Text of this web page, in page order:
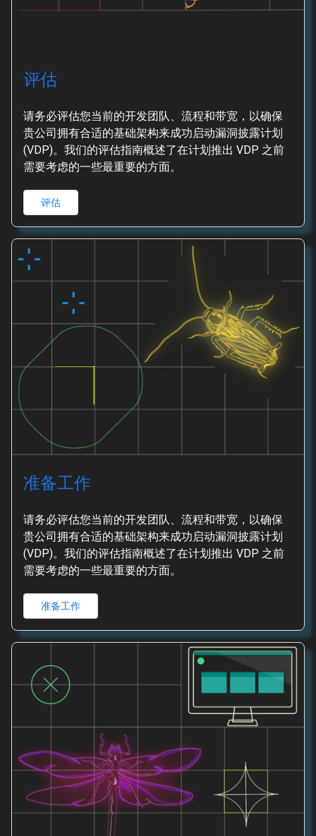
评估
请务必评估您当前的开发团队、流程和带宽，以确保
贵公司拥有合适的基础架构来成功启动漏洞披露计划
(VDP)。我们的评估指南概述了在计划推出 VDP 之前
需要考虑的一些最重要的方面。
评估
准备工作
请务必评估您当前的开发团队、流程和带宽，以确保
贵公司拥有合适的基础架构来成功启动漏洞披露计划
(VDP)。我们的评估指南概述了在计划推出 VDP 之前
需要考虑的一些最重要的方面。
准备工作